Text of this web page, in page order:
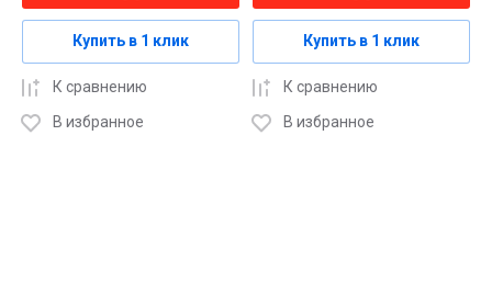
Купить в 1 клик
К сравнению
В избранное
Купить в 1 клик
К сравнению
В избранное